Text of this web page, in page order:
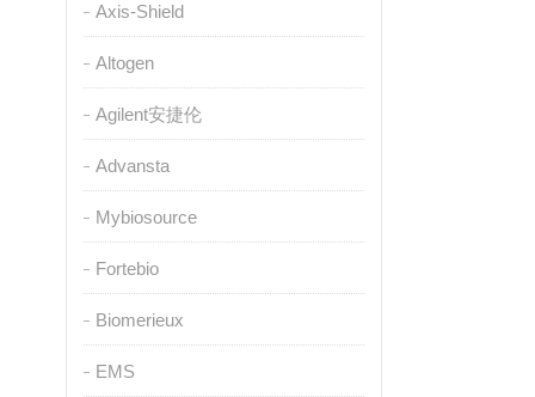
Axis-Shield
Altogen
Agilent安捷伦
Advansta
Mybiosource
Fortebio
Biomerieux
EMS